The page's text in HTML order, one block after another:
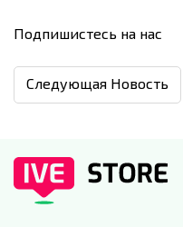
Подпишистесь на нас
Следующая Новость